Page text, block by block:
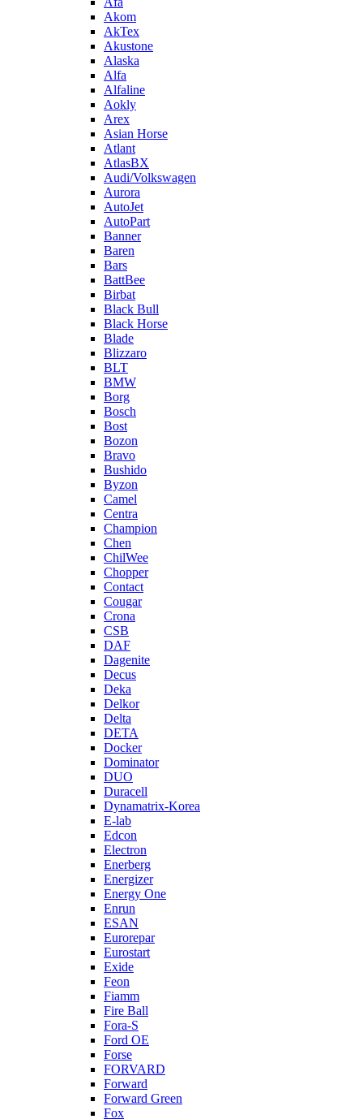
Akom
AkTex
Akustone
Alaska
Alfa
Alfaline
Aokly
Arex
Asian Horse
Atlant
AtlasBX
Audi/Volkswagen
Aurora
AutoJet
AutoPart
Banner
Baren
Bars
BattBee
Birbat
Black Bull
Black Horse
Blade
Blizzaro
BLT
BMW
Borg
Bosch
Bost
Bozon
Bravo
Bushido
Byzon
Camel
Centra
Champion
Chen
ChilWee
Chopper
Contact
Cougar
Crona
CSB
DAF
Dagenite
Decus
Deka
Delkor
Delta
DETA
Docker
Dominator
DUO
Duracell
Dynamatrix-Korea
E-lab
Edcon
Electron
Enerberg
Energizer
Energy One
Enrun
ESAN
Eurorepar
Eurostart
Exide
Feon
Fiamm
Fire Ball
Fora-S
Ford OE
Forse
FORVARD
Forward
Forward Green
Fox